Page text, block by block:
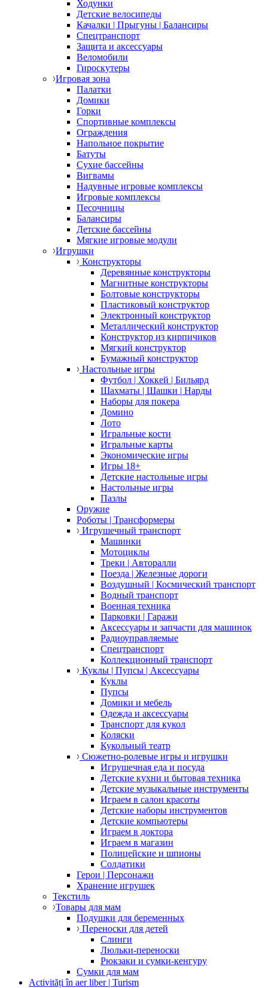
Ходунки
Детские велосипеды
Качалки | Прыгуны | Балансиры
Спецтранспорт
Защита и аксессуары
Веломобили
Гироскутеры
Игровая зона
Палатки
Домики
Горки
Спортивные комплексы
Ограждения
Напольное покрытие
Батуты
Сухие бассейны
Вигвамы
Надувные игровые комплексы
Игровые комплексы
Песочницы
Балансиры
Детские бассейны
Мягкие игровые модули
Игрушки
Конструкторы
Деревянные конструкторы
Магнитные конструкторы
Болтовые конструкторы
Пластиковый конструктор
Электронный конструктор
Металлический конструктор
Конструктор из кирпичиков
Мягкий конструктор
Бумажный конструктор
Настольные игры
Футбол | Хоккей | Бильярд
Шахматы | Шашки | Нарды
Наборы для покера
Домино
Лото
Игральные кости
Игральные карты
Экономические игры
Игры 18+
Детские настольные игры
Настольные игры
Пазлы
Оружие
Роботы | Трансформеры
Игрушечный транспорт
Машинки
Мотоциклы
Треки | Авторалли
Поезда | Железные дороги
Воздушный | Космический транспорт
Водный транспорт
Военная техника
Парковки | Гаражи
Аксессуары и запчасти для машинок
Радиоуправляемые
Спецтранспорт
Коллекционный транспорт
Куклы | Пупсы | Аксессуары
Куклы
Пупсы
Домики и мебель
Одежда и аксессуары
Транспорт для кукол
Коляски
Кукольный театр
Сюжетно-ролевые игры и игрушки
Игрушечная еда и посуда
Детские кухни и бытовая техника
Детские музыкальные инструменты
Играем в салон красоты
Детские наборы инструментов
Детские компьютеры
Играем в доктора
Играем в магазин
Полицейские и шпионы
Солдатики
Герои | Персонажи
Хранение игрушек
Текстиль
Товары для мам
Подушки для беременных
Переноски для детей
Слинги
Люльки-переноски
Рюкзаки и сумки-кенгуру
Сумки для мам
Activități în aer liber | Turism